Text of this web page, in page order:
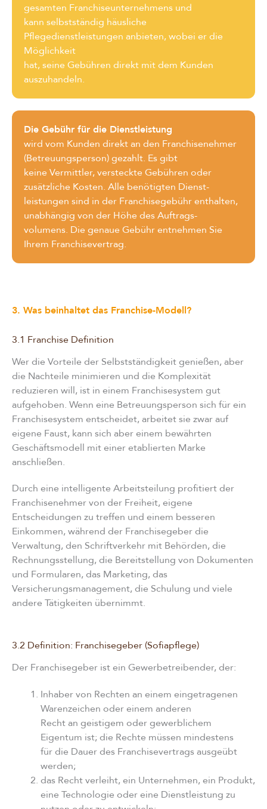
gesamten Franchiseunternehmens und
kann selbstständig häusliche
Pflegedienstleistungen anbieten, wobei er die
Möglichkeit
hat, seine Gebühren direkt mit dem Kunden
auszuhandeln.
Die Gebühr für die Dienstleistung
wird vom Kunden direkt an den Franchisenehmer
(Betreuungsperson) gezahlt. Es gibt
keine Vermittler, versteckte Gebühren oder
zusätzliche Kosten. Alle benötigten Dienst-
leistungen sind in der Franchisegebühr enthalten,
unabhängig von der Höhe des Auftrags-
volumens. Die genaue Gebühr entnehmen Sie
Ihrem Franchisevertrag.
3. Was beinhaltet das Franchise-Modell?
3.1 Franchise Definition
Wer die Vorteile der Selbstständigkeit genießen, aber
die Nachteile minimieren und die Komplexität
reduzieren will, ist in einem Franchisesystem gut
aufgehoben. Wenn eine Betreuungsperson sich für ein
Franchisesystem entscheidet, arbeitet sie zwar auf
eigene Faust, kann sich aber einem bewährten
Geschäftsmodell mit einer etablierten Marke
anschließen.
Durch eine intelligente Arbeitsteilung profitiert der
Franchisenehmer von der Freiheit, eigene
Entscheidungen zu treffen und einem besseren
Einkommen, während der Franchisegeber die
Verwaltung, den Schriftverkehr mit Behörden, die
Rechnungsstellung, die Bereitstellung von Dokumenten
und Formularen, das Marketing, das
Versicherungsmanagement, die Schulung und viele
andere Tätigkeiten übernimmt.
3.2 Definition: Franchisegeber (Sofiapflege)
Der Franchisegeber ist ein Gewerbetreibender, der:
Inhaber von Rechten an einem eingetragenen
Warenzeichen oder einem anderen
Recht an geistigem oder gewerblichem
Eigentum ist; die Rechte müssen mindestens
für die Dauer des Franchisevertrags ausgeübt
werden;
das Recht verleiht, ein Unternehmen, ein Produkt,
eine Technologie oder eine Dienstleistung zu